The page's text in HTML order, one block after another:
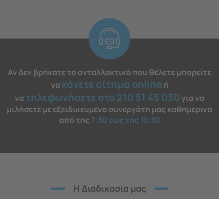
Αν δεν βρήκατε το ανταλλακτικό που θέλετε μπορείτε
να κάνετε αίτημα online ή
νατηλεφωνήσετε στο 210 51 45 030 για να
μιλήσετε με εξειδικευμένο συνεργάτη μας καθημερινά
από της7:30 έως της 15:30
H Διαδικασία μας